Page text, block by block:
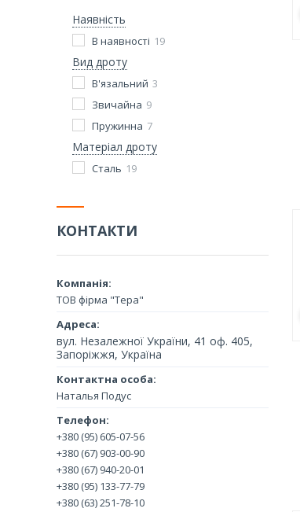
Наявність
В наявності 19
Вид дроту
В'язальний 3
Звичайна 9
Пружинна 7
Матеріал дроту
Сталь 19
КОНТАКТИ
ТОВ фірма "Тера"
вул. Незалежної України, 41 оф. 405,
Запоріжжя, Україна
Наталья Подус
+380 (95) 605-07-56
+380 (67) 903-00-90
+380 (67) 940-20-01
+380 (95) 133-77-79
+380 (63) 251-78-10